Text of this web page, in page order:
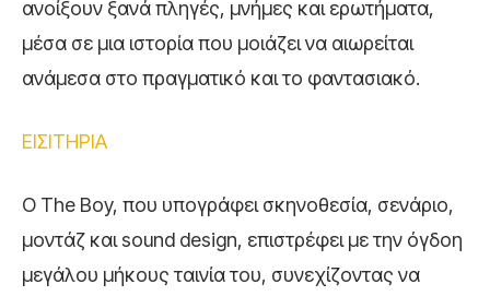
ανοίξουν ξανά πληγές, μνήμες και ερωτήματα,
μέσα σε μια ιστορία που μοιάζει να αιωρείται
ανάμεσα στο πραγματικό και το φαντασιακό.
ΕΙΣΙΤΗΡΙΑ
Ο The Boy, που υπογράφει σκηνοθεσία, σενάριο,
μοντάζ και sound design, επιστρέφει με την όγδοη
μεγάλου μήκους ταινία του, συνεχίζοντας να